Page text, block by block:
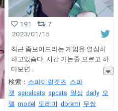
191
7
2023/01/15
최근 좀보이드라는 게임을 열심히
하고있슴다. 시간 가는줄 모르고 하
다보면
検索： 스파이럴캣츠 스파
캣 spiralcats spcats 일상 daily 모
델 model 도레미 doremi 무쌍